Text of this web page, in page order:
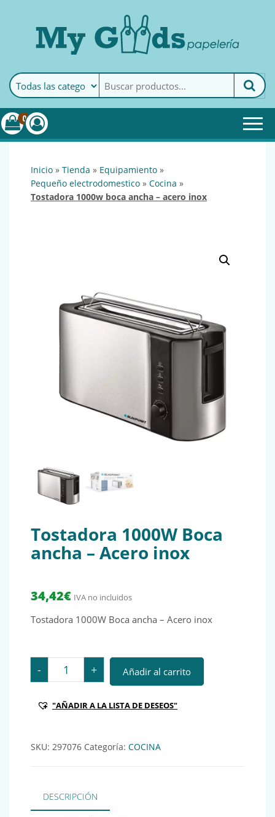
MyGoods · PapeleríaMy Goods es tu papelería
online de confianza. Podrás
encontrar todo lo necesario
0
inicio » tienda » equipamiento »
pequeño electrodomestico » cocina »
tostadora 1000w boca ancha – acero inox
Tostadora 1000W Boca
ancha – Acero inox
34,42€ IVA no incluidos
Tostadora 1000W Boca ancha – Acero inox
- Tostadora 1000W Boca ancha - Acero inox cantidad
+ Añadir al carrito
"AÑADIR A LA LISTA DE DESEOS"
SKU: 297076 Categoría: COCINA
DESCRIPCIÓN